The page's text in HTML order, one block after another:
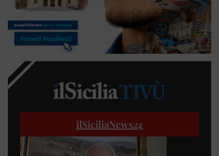
ilSiciliaNews24